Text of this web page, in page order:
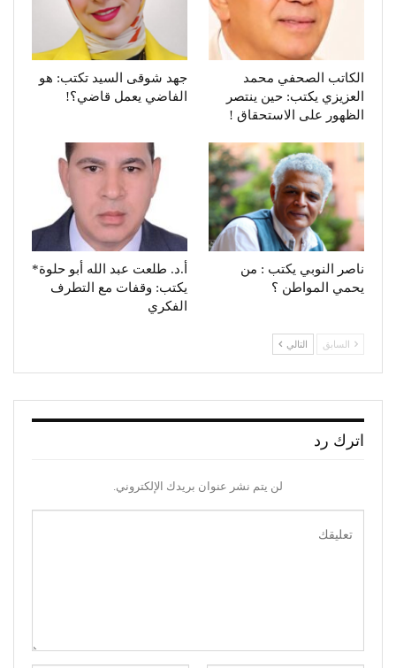
الكاتب الصحفي محمد
العزيزي يكتب: حين ينتصر
الظهور على الاستحقاق !
جهد شوقى السيد تكتب: هو
الفاضي يعمل قاضي؟!
ناصر النوبي يكتب : من
يحمي المواطن ؟
أ.د. طلعت عبد الله أبو حلوة*
يكتب: وقفات مع التطرف
الفكري
السابق التالي
اترك رد
لن يتم نشر عنوان بريدك الإلكتروني.